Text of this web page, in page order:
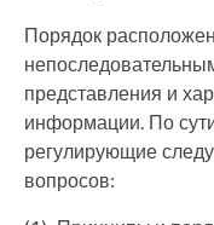
Порядок
представления и
информации. По
регулирующие
вопросов: